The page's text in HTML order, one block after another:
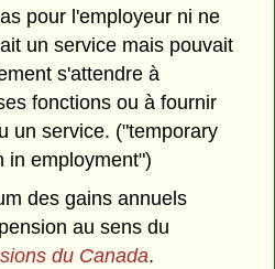
pour l'employeur ni ne
un service mais pouvait
s'attendre à
fonctions ou à fournir
un service. ("temporary
in employment")
des gains annuels
au sens du
du Canada.